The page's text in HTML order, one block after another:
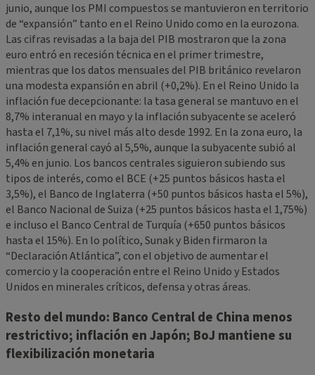
junio, aunque los PMI compuestos se mantuvieron en territorio
de “expansión” tanto en el Reino Unido como en la eurozona.
Las cifras revisadas a la baja del PIB mostraron que la zona
euro entró en recesión técnica en el primer trimestre,
mientras que los datos mensuales del PIB británico revelaron
una modesta expansión en abril (+0,2%). En el Reino Unido la
inflación fue decepcionante: la tasa general se mantuvo en el
8,7% interanual en mayo y la inflación subyacente se aceleró
hasta el 7,1%, su nivel más alto desde 1992. En la zona euro, la
inflación general cayó al 5,5%, aunque la subyacente subió al
5,4% en junio. Los bancos centrales siguieron subiendo sus
tipos de interés, como el BCE (+25 puntos básicos hasta el
3,5%), el Banco de Inglaterra (+50 puntos básicos hasta el 5%),
el Banco Nacional de Suiza (+25 puntos básicos hasta el 1,75%)
e incluso el Banco Central de Turquía (+650 puntos básicos
hasta el 15%). En lo político, Sunak y Biden firmaron la
“Declaración Atlántica”, con el objetivo de aumentar el
comercio y la cooperación entre el Reino Unido y Estados
Unidos en minerales críticos, defensa y otras áreas.
Resto del mundo: Banco Central de China menos
restrictivo; inflación en Japón; BoJ mantiene su
flexibilización monetaria